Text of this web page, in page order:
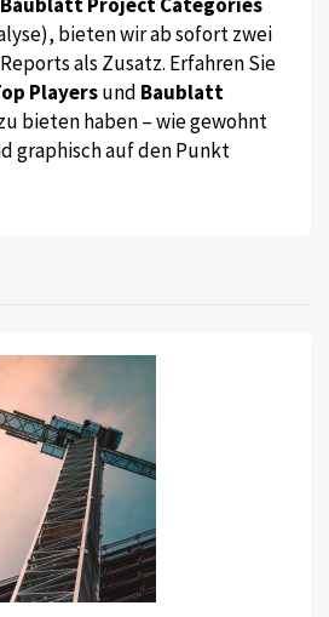
bieten wir ab sofort zwei
als Zusatz. Erfahren Sie
Playersund Baublatt
bieten haben – wie gewohnt
graphisch auf den Punkt